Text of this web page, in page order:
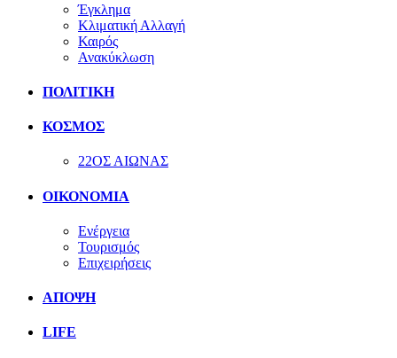
Έγκλημα
Κλιματική Αλλαγή
Καιρός
Ανακύκλωση
ΠΟΛΙΤΙΚΗ
ΚΟΣΜΟΣ
22ΟΣ ΑΙΩΝΑΣ
ΟΙΚΟΝΟΜΙΑ
Ενέργεια
Τουρισμός
Επιχειρήσεις
ΑΠΟΨΗ
LIFE